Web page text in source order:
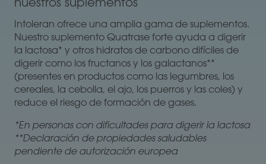
Intoleran ofrece una amplia gama de suplementos.
Nuestro suplemento Quatrase forte ayuda a digerir
la lactosa* y otros hidratos de carbono difíciles de
digerir como los fructanos y los galactanos**
(presentes en productos como las legumbres, los
cereales, la cebolla, el ajo, los puerros y las coles) y
reduce el riesgo de formación de gases.
*En personas con dificultades para digerir la lactosa
**Declaración de propiedades saludables
pendiente de autorización europea